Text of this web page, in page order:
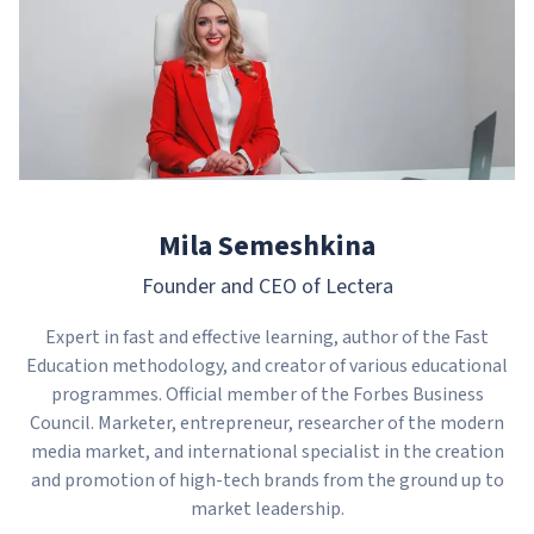
Mila Semeshkina
Founder and CEO of Lectera
Expert in fast and effective learning, author of the Fast
Education methodology, and creator of various educational
programmes. Official member of the Forbes Business
Council. Marketer, entrepreneur, researcher of the modern
media market, and international specialist in the creation
and promotion of high-tech brands from the ground up to
market leadership.